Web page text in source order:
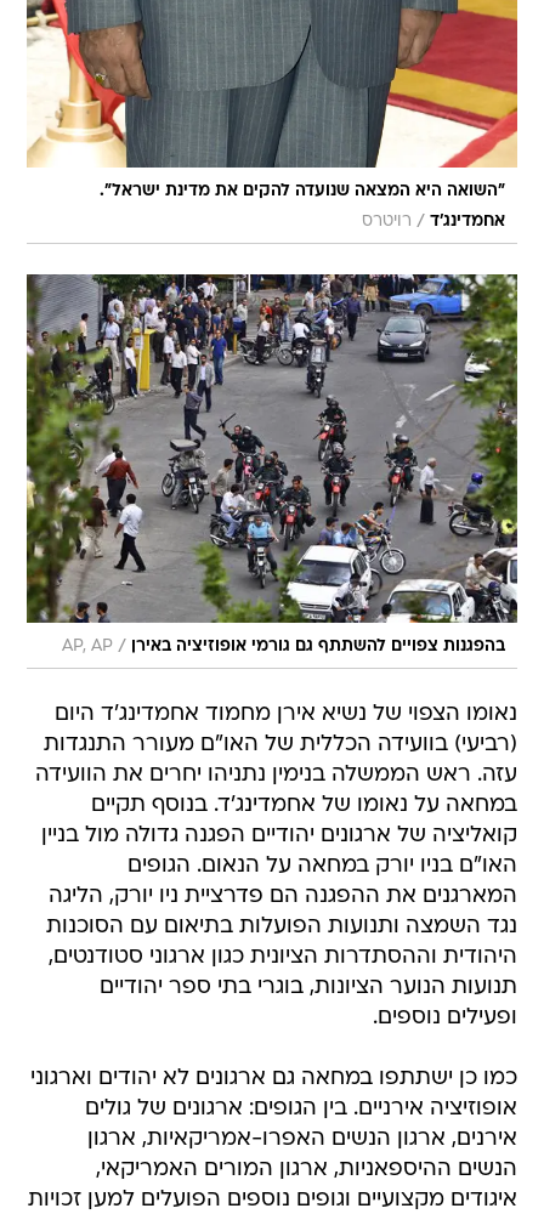
"השואה היא המצאה שנועדה להקים את מדינת ישראל".
אחמדינג'ד / רויטרס
בהפגנות צפויים להשתתף גם גורמי אופוזיציה באירן /
AP, AP
נאומו הצפוי של נשיא אירן מחמוד אחמדינג'ד היום
(רביעי) בוועידה הכללית של האו"ם מעורר התנגדות
עזה. ראש הממשלה בנימין נתניהו יחרים את הוועידה
במחאה על נאומו של אחמדינג'ד. בנוסף תקיים
קואליציה של ארגונים יהודיים הפגנה גדולה מול בניין
האו"ם בניו יורק במחאה על הנאום. הגופים
המארגנים את ההפגנה הם פדרציית ניו יורק, הליגה
נגד השמצה ותנועות הפועלות בתיאום עם הסוכנות
היהודית וההסתדרות הציונית כגון ארגוני סטודנטים,
תנועות הנוער הציונות, בוגרי בתי ספר יהודיים
ופעילים נוספים.
כמו כן ישתתפו במחאה גם ארגונים לא יהודים וארגוני
אופוזיציה אירניים. בין הגופים: ארגונים של גולים
אירנים, ארגון הנשים האפרו-אמריקאיות, ארגון
הנשים ההיספאניות, ארגון המורים האמריקאי,
איגודים מקצועיים וגופים נוספים הפועלים למען זכויות